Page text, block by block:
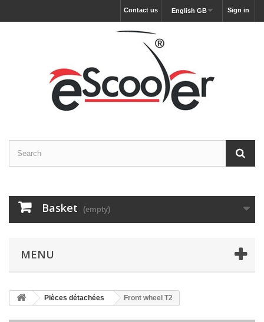
Sign in
English GB
Contact us
Basket (empty)
MENU
Pièces détachées Front wheel T2